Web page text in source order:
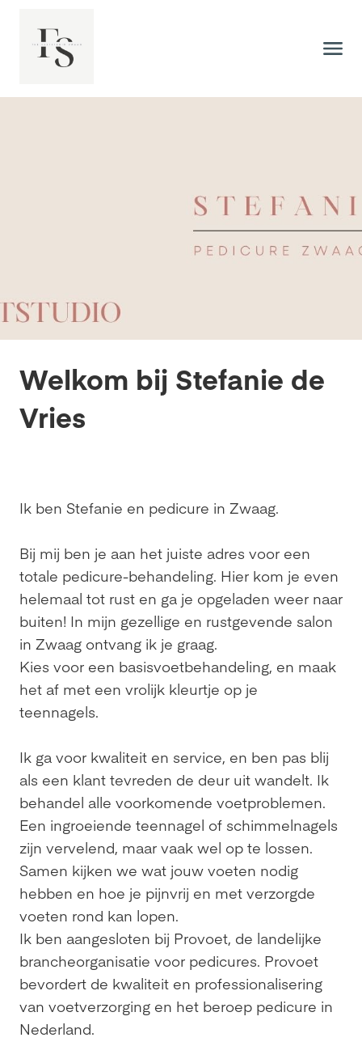
Welkom bij Stefanie de
Vries
Ik ben Stefanie en pedicure in Zwaag.
Bij mij ben je aan het juiste adres voor een
totale pedicure-behandeling. Hier kom je even
helemaal tot rust en ga je opgeladen weer naar
buiten! In mijn gezellige en rustgevende salon
in Zwaag ontvang ik je graag.
Kies voor een basisvoetbehandeling, en maak
het af met een vrolijk kleurtje op je
teennagels.
Ik ga voor kwaliteit en service, en ben pas blij
als een klant tevreden de deur uit wandelt. Ik
behandel alle voorkomende voetproblemen.
Een ingroeiende teennagel of schimmelnagels
zijn vervelend, maar vaak wel op te lossen.
Samen kijken we wat jouw voeten nodig
hebben en hoe je pijnvrij en met verzorgde
voeten rond kan lopen.
Ik ben aangesloten bij Provoet, de landelijke
brancheorganisatie voor pedicures. Provoet
bevordert de kwaliteit en professionalisering
van voetverzorging en het beroep pedicure in
Nederland.